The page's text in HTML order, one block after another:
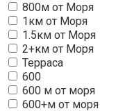
800м от Моря
1км от Моря
1.5км от Моря
2+км от Моря
Терраса
600
600 м от моря
600+м от моря